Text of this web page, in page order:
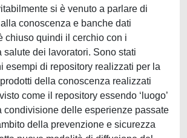
si è venuto a parlare di
conoscenza e banche dati
chiuso quindi il cerchio con i
salute dei lavoratori. Sono stati
esempi di repository realizzati per la
della conoscenza realizzati
come il repository essendo ‘luogo’
condivisione delle esperienze passate
della prevenzione e sicurezza